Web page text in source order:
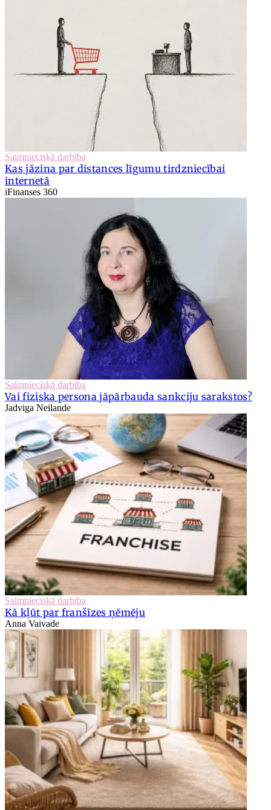
Saimnieciskā darbība
Kas jāzina par distances līgumu tirdzniecībai
internetā
iFinanses 360
Saimnieciskā darbība
Vai fiziska persona jāpārbauda sankciju sarakstos?
Jadviga Neilande
Saimnieciskā darbība
Kā kļūt par franšīzes ņēmēju
Anna Vaivade